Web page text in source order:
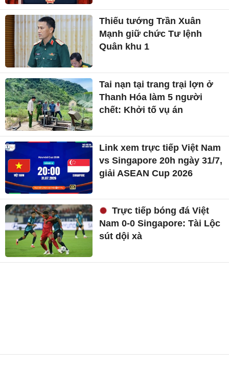
Thiếu tướng Trần Xuân
Mạnh giữ chức Tư lệnh
Quân khu 1
Tai nạn tại trang trại lợn ở
Thanh Hóa làm 5 người
chết: Khởi tố vụ án
Link xem trực tiếp Việt Nam
vs Singapore 20h ngày 31/7,
giải ASEAN Cup 2026
Trực tiếp bóng đá Việt
Nam 0-0 Singapore: Tài Lộc
sút dội xà